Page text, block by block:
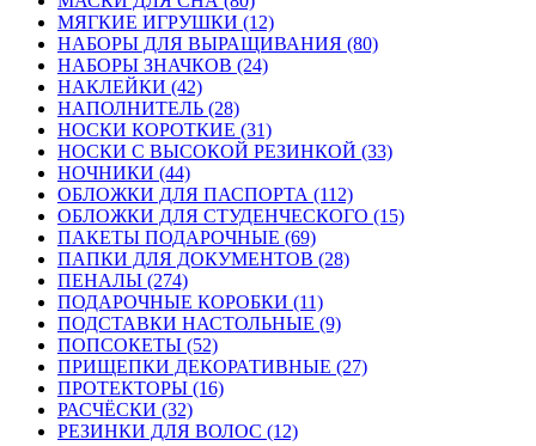
МЯГКИЕ ИГРУШКИ (12)
НАБОРЫ ДЛЯ ВЫРАЩИВАНИЯ (80)
НАБОРЫ ЗНАЧКОВ (24)
НАКЛЕЙКИ (42)
НАПОЛНИТЕЛЬ (28)
НОСКИ КОРОТКИЕ (31)
НОСКИ С ВЫСОКОЙ РЕЗИНКОЙ (33)
НОЧНИКИ (44)
ОБЛОЖКИ ДЛЯ ПАСПОРТА (112)
ОБЛОЖКИ ДЛЯ СТУДЕНЧЕСКОГО (15)
ПАКЕТЫ ПОДАРОЧНЫЕ (69)
ПАПКИ ДЛЯ ДОКУМЕНТОВ (28)
ПЕНАЛЫ (274)
ПОДАРОЧНЫЕ КОРОБКИ (11)
ПОДСТАВКИ НАСТОЛЬНЫЕ (9)
ПОПСОКЕТЫ (52)
ПРИЩЕПКИ ДЕКОРАТИВНЫЕ (27)
ПРОТЕКТОРЫ (16)
РАСЧЁСКИ (32)
РЕЗИНКИ ДЛЯ ВОЛОС (12)